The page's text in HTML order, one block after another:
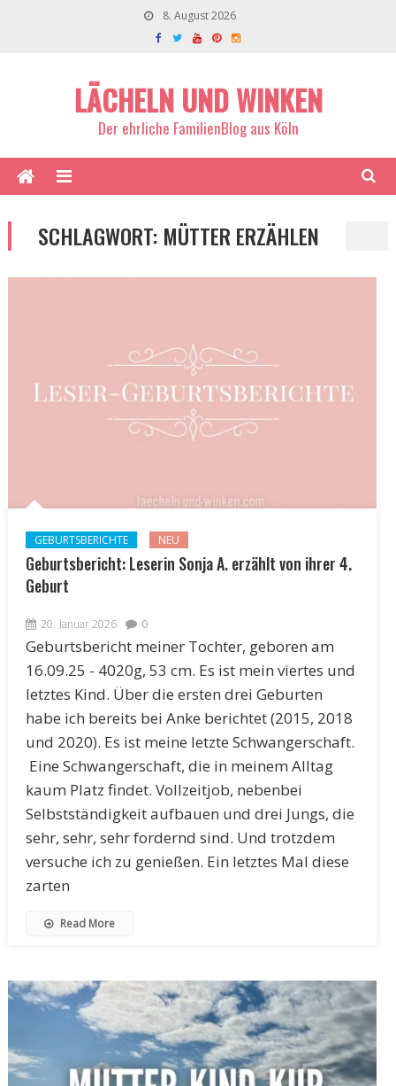
8. August 2026
LÄCHELN UND WINKEN
Der ehrliche FamilienBlog aus Köln
SCHLAGWORT: MÜTTER ERZÄHLEN
GEBURTSBERICHTE NEU
Geburtsbericht: Leserin Sonja A. erzählt von ihrer 4.
Geburt
20. Januar 2026 0
Geburtsbericht meiner Tochter, geboren am
16.09.25 - 4020g, 53 cm. Es ist mein viertes und
letztes Kind. Über die ersten drei Geburten
habe ich bereits bei Anke berichtet (2015, 2018
und 2020). Es ist meine letzte Schwangerschaft.
Eine Schwangerschaft, die in meinem Alltag
kaum Platz findet. Vollzeitjob, nebenbei
Selbstständigkeit aufbauen und drei Jungs, die
sehr, sehr, sehr fordernd sind. Und trotzdem
versuche ich zu genießen. Ein letztes Mal diese
zarten
Read More